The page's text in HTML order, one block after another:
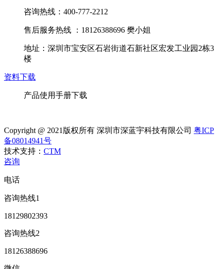
咨询热线：400-777-2212
售后服务热线 ：18126388696 樊小姐
地址：深圳市宝安区石岩街道石新社区宏发工业园2栋3
楼
资料下载
产品使用手册下载
Copyright @ 2021版权所有 深圳市深蓝宇科技有限公司 粤ICP
备08014941号
技术支持： CTM
咨询
电话
咨询热线1
18129802393
咨询热线2
18126388696